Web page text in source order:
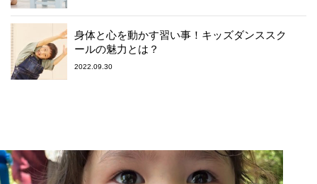
身体と心を動かす習い事！キッズダンススク
ールの魅力とは？
2022.09.30